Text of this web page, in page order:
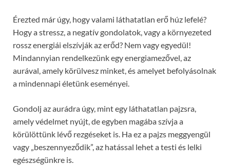
Érezted már úgy, hogy valami láthatatlan erő húz lefelé?
Hogy a stressz, a negatív gondolatok, vagy a környezeted
rossz energiái elszívják az erőd? Nem vagy egyedül!
Mindannyian rendelkezünk egy energiamezővel, az
aurával, amely körülvesz minket, és amelyet befolyásolnak
a mindennapi életünk eseményei.
Gondolj az aurádra úgy, mint egy láthatatlan pajzsra,
amely védelmet nyújt, de egyben magába szívja a
körülöttünk lévő rezgéseket is. Ha ez a pajzs meggyengül
vagy „beszennyeződik”, az hatással lehet a testi és lelki
egészségünkre is.